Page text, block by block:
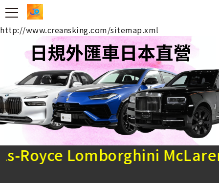
http://www.creansking.com/sitemap.xml
Lomborghini McLaren